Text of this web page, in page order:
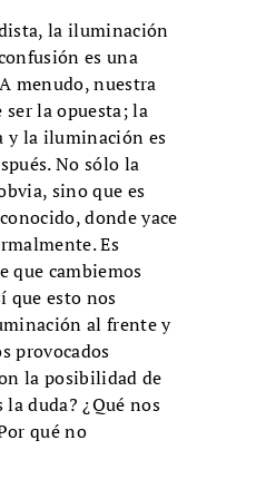
la iluminación
es una
menudo, nuestra
ser la opuesta; la
y la iluminación es
No sólo la
sino que es
donde yace
Es
que cambiemos
que esto nos
al frente y
provocados
la posibilidad de
la duda? ¿Qué nos
qué no